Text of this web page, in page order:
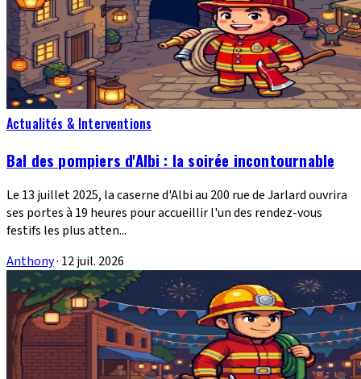
Actualités & Interventions
Bal des pompiers d'Albi : la soirée incontournable
Le 13 juillet 2025, la caserne d'Albi au 200 rue de Jarlard ouvrira
ses portes à 19 heures pour accueillir l'un des rendez-vous
festifs les plus atten...
Anthony· 12 juil. 2026